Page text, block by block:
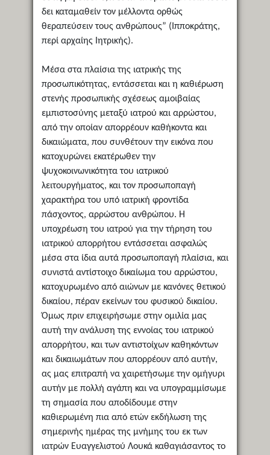
δει καταμαθείν τον μέλλοντα ορθώς
θεραπεύσειν τους ανθρώπους” (Ιπποκράτης,
περί αρχαίης Ιητρικής).
Μέσα στα πλαίσια της ιατρικής της
προσωπικότητας, εντάσσεται και η καθιέρωση
στενής προσωπικής σχέσεως αμοιβαίας
εμπιστοσύνης μεταξύ ιατρού και αρρώστου,
από την οποίαν απορρέουν καθήκοντα και
δικαιώματα, που συνθέτουν την εικόνα που
κατοχυρώνει εκατέρωθεν την
ψυχοκοινωνικότητα του ιατρικού
λειτουργήματος, και τον προσωποπαγή
χαρακτήρα του υπό ιατρική φροντίδα
πάσχοντος, αρρώστου ανθρώπου. Η
υποχρέωση του ιατρού για την τήρηση του
ιατρικού απορρήτου εντάσσεται ασφαλώς
μέσα στα ίδια αυτά προσωποπαγή πλαίσια, και
συνιστά αντίστοιχο δικαίωμα του αρρώστου,
κατοχυρωμένο από αιώνων με κανόνες θετικού
δικαίου, πέραν εκείνων του φυσικού δικαίου.
Όμως πριν επιχειρήσωμε στην ομιλία μας
αυτή την ανάλυση της εννοίας του ιατρικού
απορρήτου, και των αντιστοίχων καθηκόντων
και δικαιωμάτων που απορρέουν από αυτήν,
ας μας επιτραπή να χαιρετήσωμε την ομήγυρι
αυτήν με πολλή αγάπη και να υπογραμμίσωμε
τη σημασία που αποδίδουμε στην
καθιερωμένη πια από ετών εκδήλωση της
σημερινής ημέρας της μνήμης του εκ των
ιατρών Ευαγγελιστού Λουκά καθαγιάσαντος το